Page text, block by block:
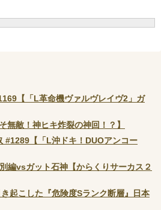
【「L革命機ヴァルヴレイヴ2」ガ
無敵！神ヒキ炸裂の神回！？】
#1289【「L沖ドキ！DUOアンコー
編vsガット石神【からくりサーカス２
き起こした『危険度Sランク断層』日本